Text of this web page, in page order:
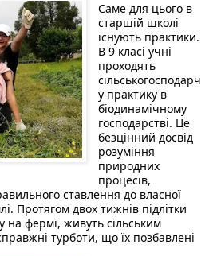
Саме для цього в
старшій школі
існують практики.
В 9 класі учні
проходять
сільськогосподарч
у практику в
біодинамічному
господарстві. Це
безцінний досвід
розуміння
природних
процесів,
ставлення до власної
Протягом двох тижнів підлітки
на фермі, живуть сільським
турботи, що їх позбавлені